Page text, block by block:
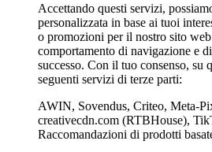
Accettando questi servizi,
personalizzata in base ai tuoi
o promozioni per il nostro sito
comportamento di navigazione e
successo. Con il tuo consenso, su
seguenti servizi di terze parti:
AWIN, Sovendus, Criteo, Meta-
creativecdn.com (RTBHouse),
Raccomandazioni di prodotti